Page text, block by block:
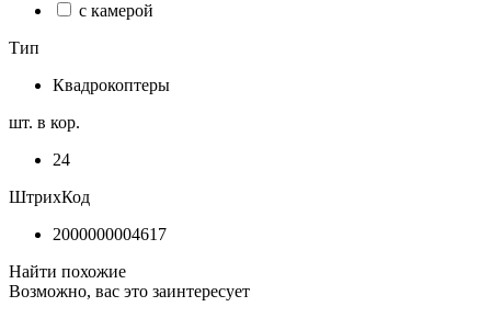
с камерой
Тип
Квадрокоптеры
шт. в кор.
24
ШтрихКод
2000000004617
Найти похожие
Возможно, вас это заинтересует